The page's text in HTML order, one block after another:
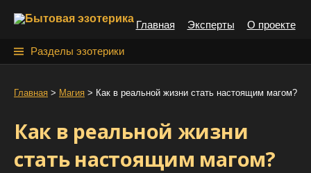
Главная Эксперты О проекте
Разделы эзотерики
й
:
Главная > Магия > Как в реальной жизни стать настоящим магом?
Как в реальной жизни
стать настоящим магом?